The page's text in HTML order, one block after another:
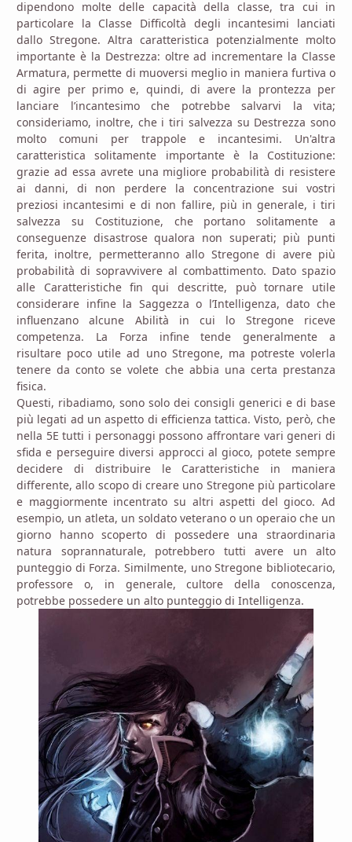
dipendono molte delle capacità della classe, tra cui in
particolare la Classe Difficoltà degli incantesimi lanciati
dallo Stregone. Altra caratteristica potenzialmente molto
importante è la Destrezza: oltre ad incrementare la Classe
Armatura, permette di muoversi meglio in maniera furtiva o
di agire per primo e, quindi, di avere la prontezza per
lanciare l’incantesimo che potrebbe salvarvi la vita;
consideriamo, inoltre, che i tiri salvezza su Destrezza sono
molto comuni per trappole e incantesimi. Un'altra
caratteristica solitamente importante è la Costituzione:
grazie ad essa avrete una migliore probabilità di resistere
ai danni, di non perdere la concentrazione sui vostri
preziosi incantesimi e di non fallire, più in generale, i tiri
salvezza su Costituzione, che portano solitamente a
conseguenze disastrose qualora non superati; più punti
ferita, inoltre, permetteranno allo Stregone di avere più
probabilità di sopravvivere al combattimento. Dato spazio
alle Caratteristiche fin qui descritte, può tornare utile
considerare infine la Saggezza o l’Intelligenza, dato che
influenzano alcune Abilità in cui lo Stregone riceve
competenza. La Forza infine tende generalmente a
risultare poco utile ad uno Stregone, ma potreste volerla
tenere da conto se volete che abbia una certa prestanza
fisica.
Questi, ribadiamo, sono solo dei consigli generici e di base
più legati ad un aspetto di efficienza tattica. Visto, però, che
nella 5E tutti i personaggi possono affrontare vari generi di
sfida e perseguire diversi approcci al gioco, potete sempre
decidere di distribuire le Caratteristiche in maniera
differente, allo scopo di creare uno Stregone più particolare
e maggiormente incentrato su altri aspetti del gioco. Ad
esempio, un atleta, un soldato veterano o un operaio che un
giorno hanno scoperto di possedere una straordinaria
natura soprannaturale, potrebbero tutti avere un alto
punteggio di Forza. Similmente, uno Stregone bibliotecario,
professore o, in generale, cultore della conoscenza,
potrebbe possedere un alto punteggio di Intelligenza.